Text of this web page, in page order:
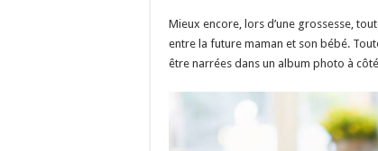
Mieux encore, lors d’une grossesse,
entre la future maman et son bébé.
être narrées dans un album photo à